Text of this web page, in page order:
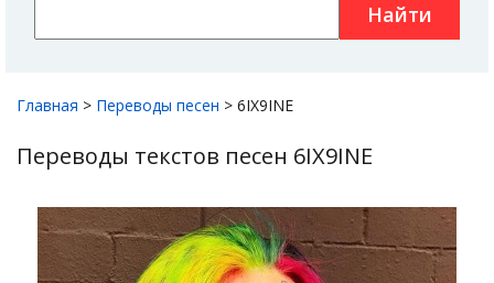
Найти
Главная > Переводы песен > 6IX9INE
Переводы текстов песен 6IX9INE